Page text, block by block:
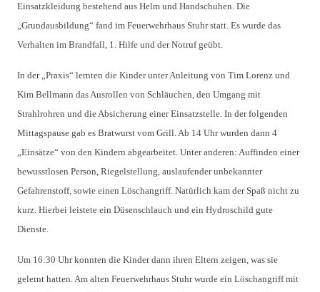
Einsatzkleidung bestehend aus Helm und Handschuhen. Die
„Grundausbildung“ fand im Feuerwehrhaus Stuhr statt. Es wurde das
Verhalten im Brandfall, 1. Hilfe und der Notruf geübt.
In der „Praxis“ lernten die Kinder unter Anleitung von Tim Lorenz und
Mittagspause gab es Bratwurst vom Grill. Ab 14 Uhr wurden dann 4
„Einsätze“ von den Kindern abgearbeitet. Unter anderen: Auffinden einer
bewusstlosen Person, Riegelstellung, auslaufender unbekannter
Gefahrenstoff, sowie einen Löschangriff. Natürlich kam der Spaß nicht zu
kurz. Hierbei leistete ein Düsenschlauch und ein Hydroschild gute
Dienste.
Um 16:30 Uhr konnten die Kinder dann ihren Eltern zeigen, was sie
gelernt hatten. Am alten Feuerwehrhaus Stuhr wurde ein Löschangriff mit